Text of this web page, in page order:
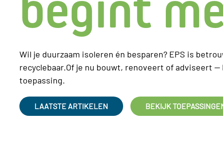
Wil je duurzaam isoleren én besparen? EPS is
recyclebaar.Of je nu bouwt, renoveert of adviseert
toepassing.
LAATSTE ARTIKELEN BEKIJK